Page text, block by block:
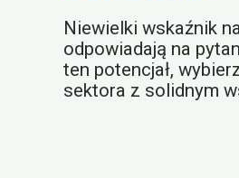
Niewielki wskaźnik
odpowiadają na
ten potencjał,
sektora z solidnym